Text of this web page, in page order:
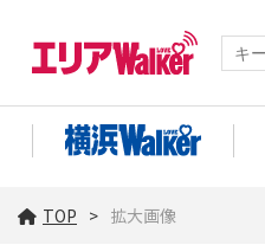
TOP 拡大画像